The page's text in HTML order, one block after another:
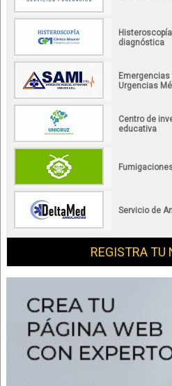
Histeroscopía
diagnóstica
Emergencias
Urgencias
Centro de
educativa
Servicio de
REGISTRA TU